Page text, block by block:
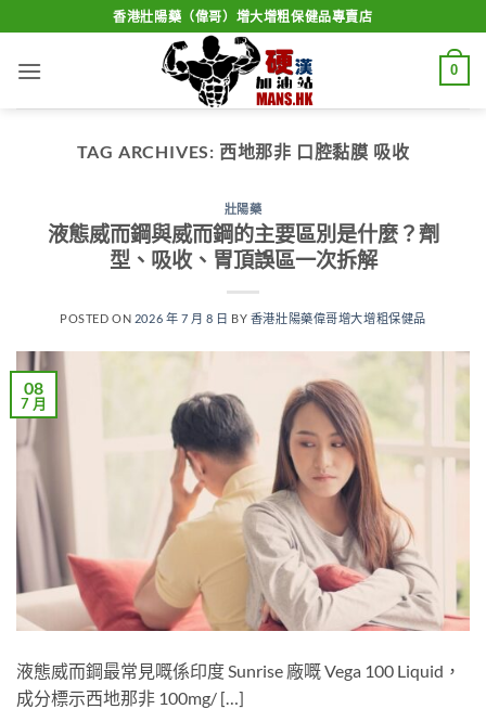
to
content
香港壯陽藥（偉哥）增大增粗保健品專賣店
0
TAG ARCHIVES: 西地那非 口腔黏膜 吸收
壯陽藥
液態威而鋼與威而鋼的主要區別是什麼？劑
型、吸收、胃頂誤區一次拆解
POSTED ON 2026 年 7 月 8 日 BY 香港壯陽藥偉哥增大增粗保健品
08
7 月
液態威而鋼最常見嘅係印度 Sunrise 廠嘅 Vega 100 Liquid，
成分標示西地那非 100mg/ […]